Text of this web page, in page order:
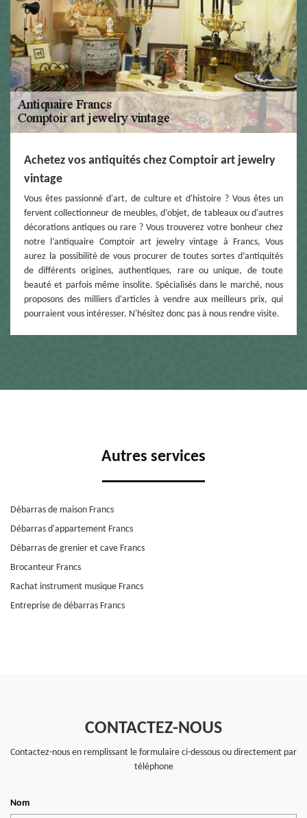
Achetez vos antiquités chez Comptoir art jewelry
vintage
Vous êtes passionné d'art, de culture et d'histoire ? Vous êtes un
fervent collectionneur de meubles, d’objet, de tableaux ou d'autres
décorations antiques ou rare ? Vous trouverez votre bonheur chez
notre l’antiquaire Comptoir art jewelry vintage à Francs, Vous
aurez la possibilité de vous procurer de toutes sortes d’antiquités
de différents origines, authentiques, rare ou unique, de toute
beauté et parfois même insolite. Spécialisés dans le marché, nous
proposons des milliers d'articles à vendre aux meilleurs prix, qui
pourraient vous intéresser. N'hésitez donc pas à nous rendre visite.
Autres services
Débarras de maison Francs
Débarras d'appartement Francs
Débarras de grenier et cave Francs
Brocanteur Francs
Rachat instrument musique Francs
Entreprise de débarras Francs
CONTACTEZ-NOUS
Contactez-nous en remplissant le formulaire ci-dessous ou directement par
téléphone
Nom